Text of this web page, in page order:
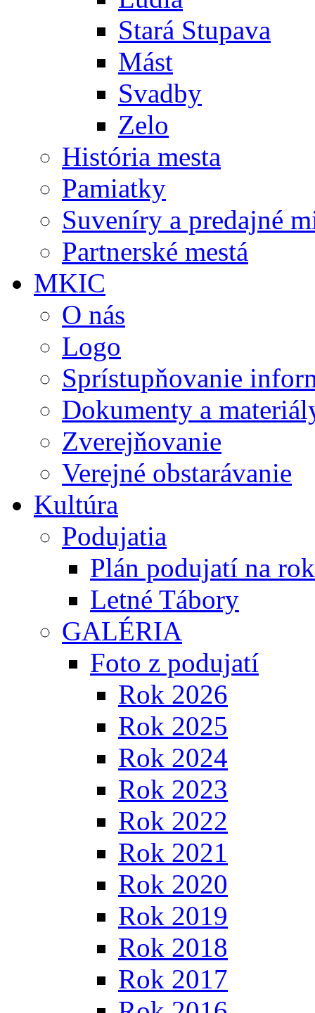
Stará Stupava
Mást
Svadby
Zelo
História mesta
Pamiatky
Suveníry a predajné
Partnerské mestá
MKIC
O nás
Logo
Sprístupňovanie
Dokumenty a
Zverejňovanie
Verejné obstarávanie
Kultúra
Podujatia
Plán podujatí na
Letné Tábory
GALÉRIA
Foto z podujatí
Rok 2026
Rok 2025
Rok 2024
Rok 2023
Rok 2022
Rok 2021
Rok 2020
Rok 2019
Rok 2018
Rok 2017